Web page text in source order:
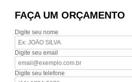
FAÇA UM ORÇAMENTO
Digite seu nome
Digite seu email
Digite seu telefone